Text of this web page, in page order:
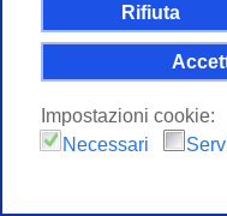
Rifiuta
Impostazioni cookie:
Necessari